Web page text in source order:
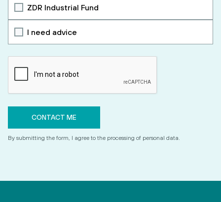
ZDR Industrial Fund
I need advice
By submitting the form, I agree to the processing of personal data.